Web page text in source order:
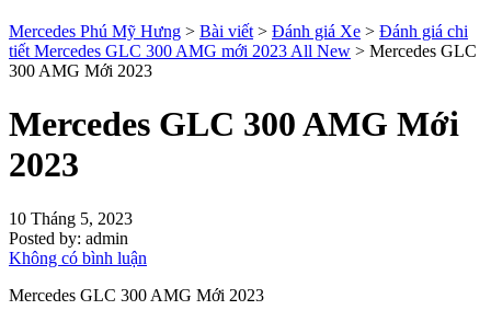
Mercedes Phú Mỹ Hưng > Bài viết > Đánh giá Xe > Đánh giá chi
tiết Mercedes GLC 300 AMG mới 2023 All New > Mercedes GLC
300 AMG Mới 2023
Mercedes GLC 300 AMG Mới
2023
10 Tháng 5, 2023
Posted by: admin
Không có bình luận
Mercedes GLC 300 AMG Mới 2023